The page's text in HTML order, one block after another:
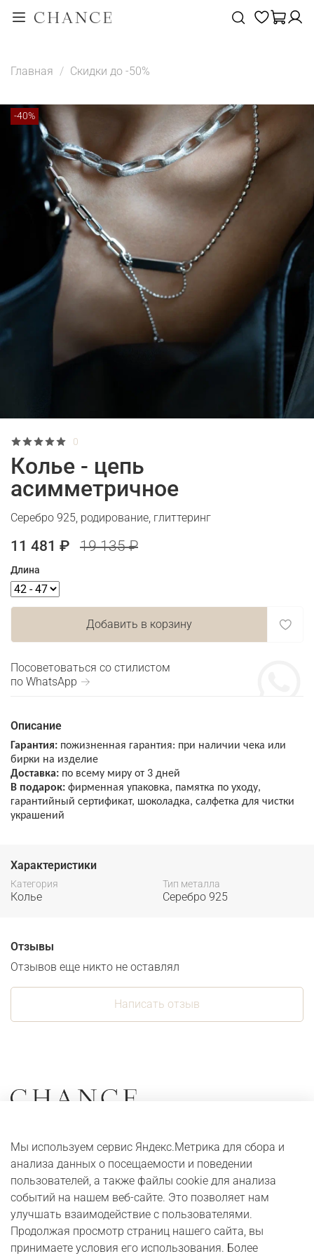
Главная Скидки до -50%
-40%
0
Колье - цепь
асимметричное
Серебро 925, родирование, глиттеринг
11 481 ₽ 19 135 ₽
Длина
Добавить в корзину
Посоветоваться со стилистом
по WhatsApp →
Описание
Гарантия: пожизненная гарантия: при наличии чека или
бирки на изделие
Доставка: по всему миру от 3 дней
В подарок: фирменная упаковка, памятка по уходу,
гарантийный сертификат, шоколадка, салфетка для чистки
украшений
Характеристики
Категория
Колье
Тип металла
Серебро 925
Отзывы
Отзывов еще никто не оставлял
Написать отзыв
Серьги
Кольца
Колье
Браслеты
Адреса и контакты
Оплата и доставка
Digital журнал
Бонусная программа
Мы используем сервис Яндекс.Метрика для сбора и
анализа данных о посещаемости и поведении
пользователей, а также файлы cookie для анализа
событий на нашем веб-сайте. Это позволяет нам
улучшать взаимодействие с пользователями.
Продолжая просмотр страниц нашего сайта, вы
принимаете условия его использования. Более